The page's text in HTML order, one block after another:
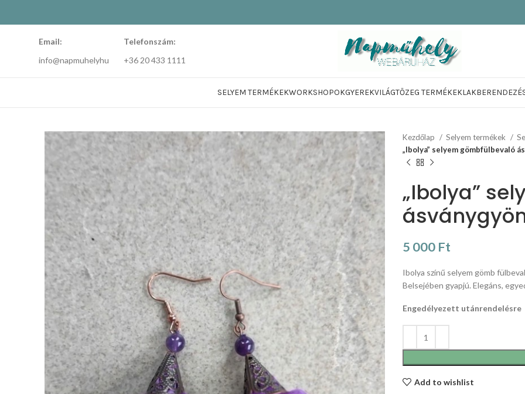
Email:
info@napmuhelyhu
Telefonszám:
+36 20 433 1111
SELYEM TERMÉKEKWORKSHOPOKGYEREKVILÁGTŐZEG TERMÉKEK
Kezdőlap Selyem termékek
„Ibolya” selyem gömbfülbevaló
„Ibolya”
5 000 Ft
Ibolya színű selyem gömb
Belsejében gyapjú. Elegáns,
Engedélyezett utánrendelésre
Add to wishlist